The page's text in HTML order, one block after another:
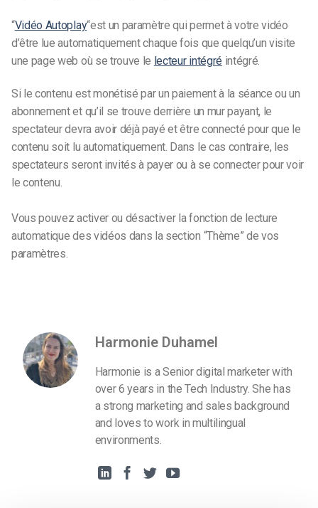
“Vidéo Autoplay“est un paramètre qui permet à votre vidéo
d’être lue automatiquement chaque fois que quelqu’un visite
une page web où se trouve le lecteur intégré intégré.
Si le contenu est monétisé par un paiement à la séance ou un
abonnement et qu’il se trouve derrière un mur payant, le
spectateur devra avoir déjà payé et être connecté pour que le
contenu soit lu automatiquement. Dans le cas contraire, les
spectateurs seront invités à payer ou à se connecter pour voir
le contenu.
Vous pouvez activer ou désactiver la fonction de lecture
automatique des vidéos dans la section “Thème” de vos
paramètres.
Harmonie Duhamel
Harmonie is a Senior digital marketer with
over 6 years in the Tech Industry. She has
a strong marketing and sales background
and loves to work in multilingual
environments.